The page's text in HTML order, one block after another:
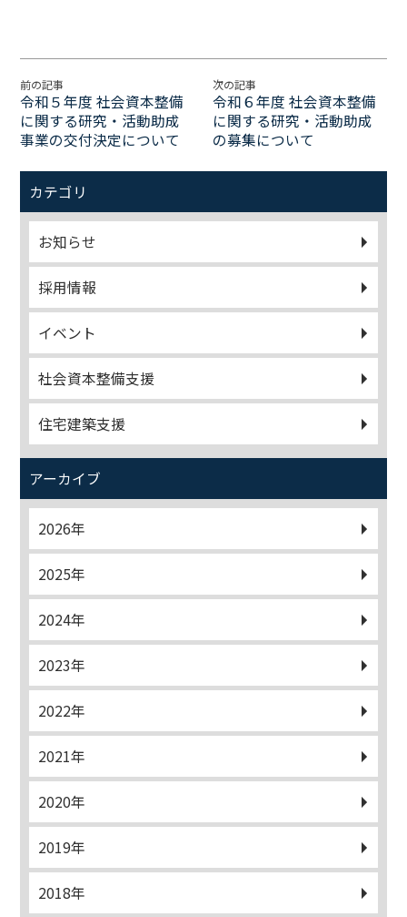
前の記事
令和５年度 社会資本整備
に関する研究・活動助成
事業の交付決定について
次の記事
令和６年度 社会資本整備
に関する研究・活動助成
の募集について
カテゴリ
お知らせ
採用情報
イベント
社会資本整備支援
住宅建築支援
アーカイブ
2026年
2025年
2024年
2023年
2022年
2021年
2020年
2019年
2018年